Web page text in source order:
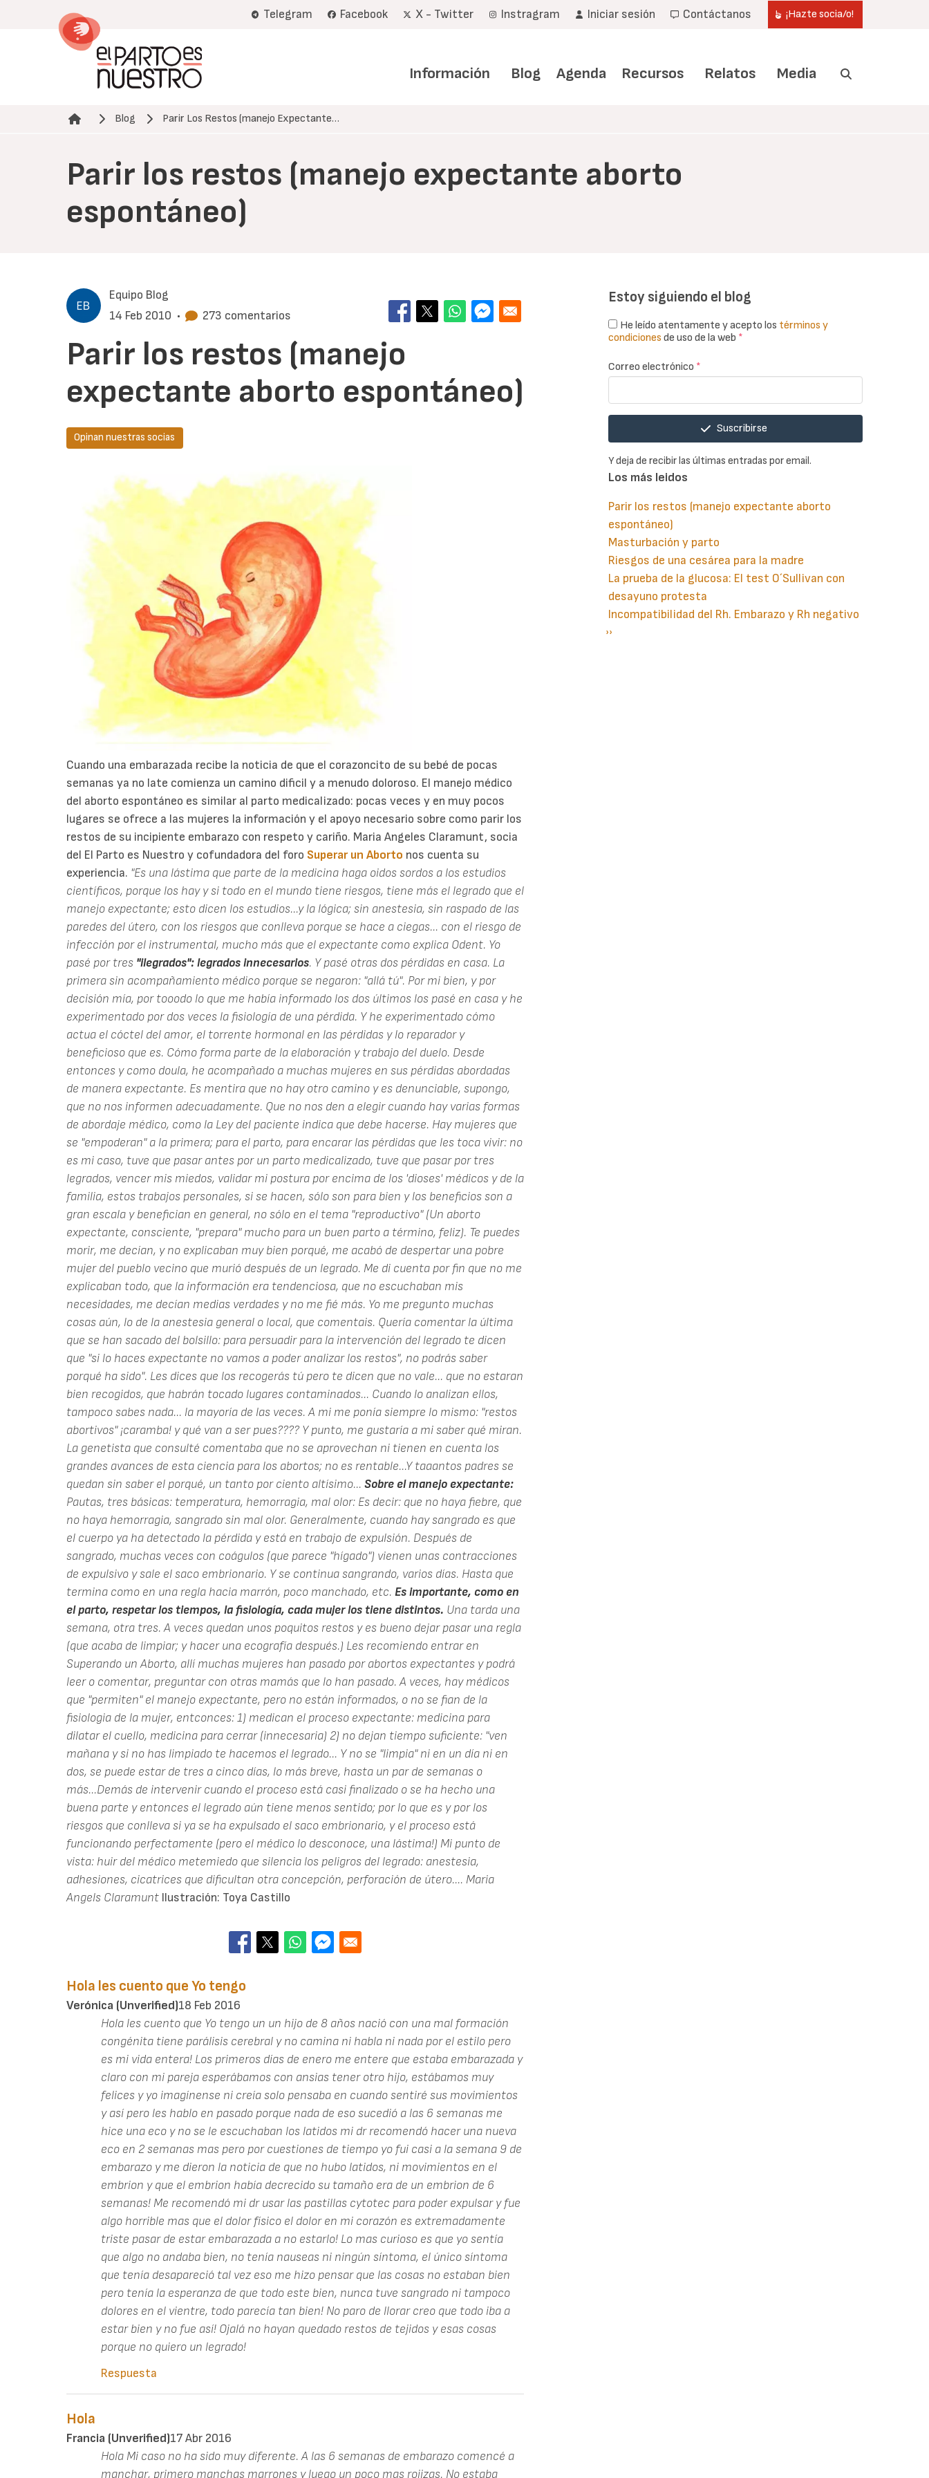
Telegram Facebook X - Twitter Instragram Iniciar sesión Contáctanos ¡Hazte socia/o!
Información Blog Agenda Recursos Relatos Media
Ruta de navegación
Blog Parir Los Restos (manejo Expectante…
Parir los restos (manejo expectante aborto
espontáneo)
Equipo Blog
14 Feb 2010 • 273 comentarios
Parir los restos (manejo
expectante aborto espontáneo)
Opinan nuestras socias
Cuando una embarazada recibe la noticia de que el corazoncito de su bebé de pocas
semanas ya no late comienza un camino dificil y a menudo doloroso. El manejo médico
del aborto espontáneo es similar al parto medicalizado: pocas veces y en muy pocos
lugares se ofrece a las mujeres la información y el apoyo necesario sobre como parir los
restos de su incipiente embarazo con respeto y cariño. Maria Angeles Claramunt, socia
del El Parto es Nuestro y cofundadora del foro Superar un Aborto nos cuenta su
experiencia. "Es una lástima que parte de la medicina haga oidos sordos a los estudios
científicos, porque los hay y si todo en el mundo tiene riesgos, tiene más el legrado que el
manejo expectante; esto dicen los estudios...y la lógica; sin anestesia, sin raspado de las
paredes del útero, con los riesgos que conlleva porque se hace a ciegas... con el riesgo de
infección por el instrumental, mucho más que el expectante como explica Odent. Yo
pasé por tres "ilegrados": legrados innecesarios. Y pasé otras dos pérdidas en casa. La
primera sin acompañamiento médico porque se negaron: "allá tú". Por mi bien, y por
decisión mía, por tooodo lo que me había informado los dos últimos los pasé en casa y he
experimentado por dos veces la fisiología de una pérdida. Y he experimentado cómo
actua el cóctel del amor, el torrente hormonal en las pérdidas y lo reparador y
beneficioso que es. Cómo forma parte de la elaboración y trabajo del duelo. Desde
entonces y como doula, he acompañado a muchas mujeres en sus pérdidas abordadas
de manera expectante. Es mentira que no hay otro camino y es denunciable, supongo,
que no nos informen adecuadamente. Que no nos den a elegir cuando hay varias formas
de abordaje médico, como la Ley del paciente indica que debe hacerse. Hay mujeres que
se "empoderan" a la primera; para el parto, para encarar las pérdidas que les toca vivir: no
es mi caso, tuve que pasar antes por un parto medicalizado, tuve que pasar por tres
legrados, vencer mis miedos, validar mi postura por encima de los 'dioses' médicos y de la
familia, estos trabajos personales, si se hacen, sólo son para bien y los beneficios son a
gran escala y benefician en general, no sólo en el tema "reproductivo" (Un aborto
expectante, consciente, "prepara" mucho para un buen parto a término, feliz). Te puedes
morir, me decían, y no explicaban muy bien porqué, me acabó de despertar una pobre
mujer del pueblo vecino que murió después de un legrado. Me di cuenta por fin que no me
explicaban todo, que la información era tendenciosa, que no escuchaban mis
necesidades, me decían medias verdades y no me fié más. Yo me pregunto muchas
cosas aún, lo de la anestesia general o local, que comentais. Quería comentar la última
que se han sacado del bolsillo: para persuadir para la intervención del legrado te dicen
que "si lo haces expectante no vamos a poder analizar los restos", no podrás saber
porqué ha sido". Les dices que los recogerás tú pero te dicen que no vale... que no estaran
bien recogidos, que habrán tocado lugares contaminados... Cuando lo analizan ellos,
tampoco sabes nada... la mayoría de las veces. A mi me ponía siempre lo mismo: "restos
abortivos" ¡caramba! y qué van a ser pues???? Y punto, me gustaría a mi saber qué miran.
La genetista que consulté comentaba que no se aprovechan ni tienen en cuenta los
grandes avances de esta ciencia para los abortos; no es rentable...Y taaantos padres se
quedan sin saber el porqué, un tanto por ciento altísimo... Sobre el manejo expectante:
Pautas, tres básicas: temperatura, hemorragia, mal olor: Es decir: que no haya fiebre, que
no haya hemorragia, sangrado sin mal olor. Generalmente, cuando hay sangrado es que
el cuerpo ya ha detectado la pérdida y está en trabajo de expulsión. Después de
sangrado, muchas veces con coágulos (que parece "hígado") vienen unas contracciones
de expulsivo y sale el saco embrionario. Y se continua sangrando, varios días. Hasta que
termina como en una regla hacia marrón, poco manchado, etc. Es importante, como en
el parto, respetar los tiempos, la fisiología, cada mujer los tiene distintos. Una tarda una
semana, otra tres. A veces quedan unos poquitos restos y es bueno dejar pasar una regla
(que acaba de limpiar; y hacer una ecografía después.) Les recomiendo entrar en
Superando un Aborto, allí muchas mujeres han pasado por abortos expectantes y podrá
leer o comentar, preguntar con otras mamás que lo han pasado. A veces, hay médicos
que "permiten" el manejo expectante, pero no están informados, o no se fian de la
fisiologia de la mujer, entconces: 1) medican el proceso expectante: medicina para
dilatar el cuello, medicina para cerrar (innecesaria) 2) no dejan tiempo suficiente: "ven
mañana y si no has limpiado te hacemos el legrado... Y no se "limpia" ni en un día ni en
dos, se puede estar de tres a cinco días, lo más breve, hasta un par de semanas o
más...Demás de intervenir cuando el proceso está casi finalizado o se ha hecho una
buena parte y entonces el legrado aún tiene menos sentido; por lo que es y por los
riesgos que conlleva si ya se ha expulsado el saco embrionario, y el proceso está
funcionando perfectamente (pero el médico lo desconoce, una lástima!) Mi punto de
vista: huir del médico metemiedo que silencia los peligros del legrado: anestesia,
adhesiones, cicatrices que dificultan otra concepción, perforación de útero.... Maria
Angels Claramunt Ilustración: Toya Castillo
Hola les cuento que Yo tengo
Verónica (unverified)18 Feb 2016
Hola les cuento que Yo tengo un un hijo de 8 años nació con una mal formación
congénita tiene parálisis cerebral y no camina ni habla ni nada por el estilo pero
es mi vida entera! Los primeros días de enero me entere que estaba embarazada y
claro con mi pareja esperábamos con ansias tener otro hijo, estábamos muy
felices y yo imagínense ni creía solo pensaba en cuando sentiré sus movimientos
y así pero les hablo en pasado porque nada de eso sucedió a las 6 semanas me
hice una eco y no se le escuchaban los latidos mi dr recomendó hacer una nueva
eco en 2 semanas mas pero por cuestiones de tiempo yo fui casi a la semana 9 de
embarazo y me dieron la noticia de que no hubo latidos, ni movimientos en el
embrion y que el embrion había decrecido su tamaño era de un embrion de 6
semanas! Me recomendó mi dr usar las pastillas cytotec para poder expulsar y fue
algo horrible mas que el dolor físico el dolor en mi corazón es extremadamente
triste pasar de estar embarazada a no estarlo! Lo mas curioso es que yo sentía
que algo no andaba bien, no tenía nauseas ni ningún síntoma, el único síntoma
que tenía desapareció tal vez eso me hizo pensar que las cosas no estaban bien
pero tenía la esperanza de que todo este bien, nunca tuve sangrado ni tampoco
dolores en el vientre, todo parecía tan bien! No paro de llorar creo que todo iba a
estar bien y no fue así! Ojalá no hayan quedado restos de tejidos y esas cosas
porque no quiero un legrado!
Respuesta
Hola
Francia (unverified)17 Abr 2016
Hola Mi caso no ha sido muy diferente. A las 6 semanas de embarazo comencé a
manchar, primero manchas marrones y luego un poco mas rojizas. No estaba
Estoy siguiendo el blog
He leído atentamente y acepto los términos y
condiciones de uso de la web *
Correo electrónico *
Suscribirse
Y deja de recibir las últimas entradas por email.
Los más leidos
Parir los restos (manejo expectante aborto
espontáneo)
Masturbación y parto
Riesgos de una cesárea para la madre
La prueba de la glucosa: El test O´Sullivan con
desayuno protesta
Incompatibilidad del Rh. Embarazo y Rh negativo
Paginación
Siguiente
››